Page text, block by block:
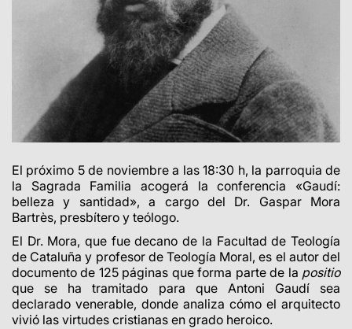
El próximo 5 de noviembre a las 18:30 h, la parroquia de
la Sagrada Familia acogerá la conferencia «Gaudí:
belleza y santidad», a cargo del Dr. Gaspar Mora
Bartrès, presbítero y teólogo.
El Dr. Mora, que fue decano de la Facultad de Teología
de Cataluña y profesor de Teología Moral, es el autor del
documento de 125 páginas que forma parte de la positio
que se ha tramitado para que Antoni Gaudí sea
declarado venerable, donde analiza cómo el arquitecto
vivió las virtudes cristianas en grado heroico.